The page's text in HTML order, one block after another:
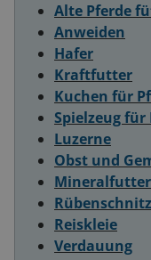
Alte Pferde
Anweiden
Hafer
Kraftfutter
Kuchen für
Spielzeug für
Luzerne
Obst und
Mineralfutter
Reiskleie
Verdauung